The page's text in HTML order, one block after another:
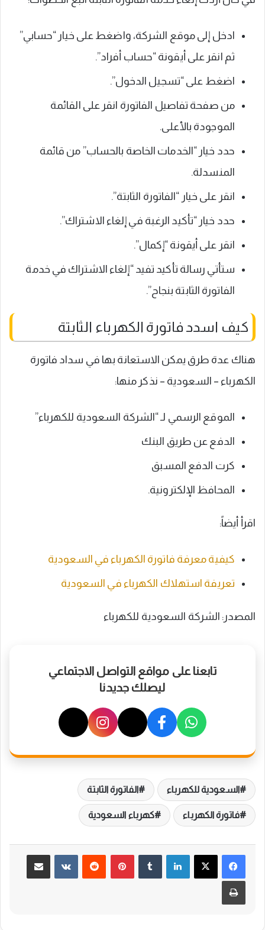
ادخل إلى موقع الشركة، واضغط على خيار “حسابي”
ثم انقر على أيقونة “حساب أفراد”.
اضغط على “تسجيل الدخول”.
من صفحة تفاصيل الفاتورة انقر على القائمة
الموجودة بالأعلى.
حدد خيار “الخدمات الخاصة بالحساب” من قائمة
المنسدلة.
انقر على خيار “الفاتورة الثابتة”.
حدد خيار “تأكيد الرغبة في إلغاء الاشتراك”.
انقر على أيقونة “إكمال”.
ستأتي رسالة تأكيد تفيد “إلغاء الاشتراك في خدمة
الفاتورة الثابتة بنجاح”.
كيف اسدد فاتورة الكهرباء الثابتة
هناك عدة طرق يمكن الاستعانة بها في سداد فاتورة
الكهرباء – السعودية – نذكر منها:
الموقع الرسمي لـ “الشركة السعودية للكهرباء”
الدفع عن طريق البنك
كرت الدفع المسبق
المحافظ الإلكترونية.
اقرأ أيضاً:
كيفية معرفة فاتورة الكهرباء في السعودية
تعريفة استهلاك الكهرباء في السعودية
المصدر: الشركة السعودية للكهرباء
تابعنا على مواقع التواصل الاجتماعي
ليصلك جديدنا
السعودية للكهرباء الفاتورة الثابتة
فاتورة الكهرباء كهرباء السعودية
لينكدإن
‏Tumblr بينتيريست
‏Reddit
‏VKontakte مشاركة عبر البريد
طباعة